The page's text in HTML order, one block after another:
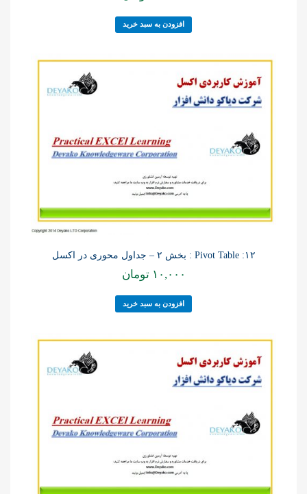
افزودن به سبد خرید
۱۲: Pivot Table : بخش ۲ – جداول محوری در اکسل
۱۰,۰۰۰ تومان
افزودن به سبد خرید